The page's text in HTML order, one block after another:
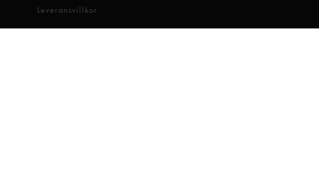
Leveransvillkor